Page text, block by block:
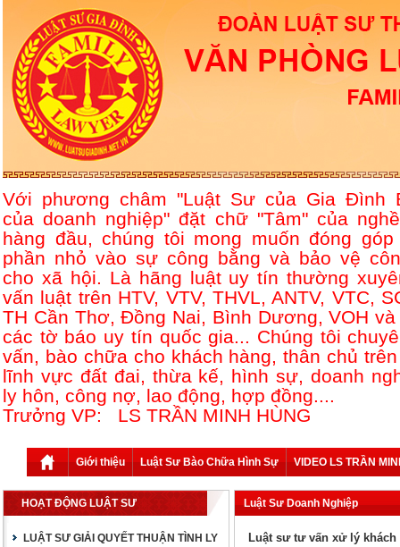
Với phương châm "Luật Sư của Gia Đình
của doanh nghiệp" đặt chữ "Tâm" của
hàng đầu, chúng tôi mong muốn đóng góp
phần nhỏ vào sự công bằng và bảo vệ
cho xã hội. Là hãng luật uy tín thường
vấn luật trên HTV, VTV, THVL, ANTV, VTC,
TH Cần Thơ, Đồng Nai, Bình Dương, VOH và
các tờ báo uy tín quốc gia... Chúng tôi
vấn, bào chữa cho khách hàng, thân chủ
lĩnh vực đất đai, thừa kế, hình sự, doanh
ly hôn, công nợ, lao động, hợp đồng....
Trưởng VP: LS TRẦN MINH HÙNG
Giới thiệu Luật Sư Bào Chữa Hình Sự VIDEO LS TRẦN
HOẠT ĐỘNG LUẬT SƯ
LUẬT SƯ GIẢI QUYẾT THUẬN TÌNH LY
Luật Sư Doanh Nghiệp
Luật sư tư vấn xử lý